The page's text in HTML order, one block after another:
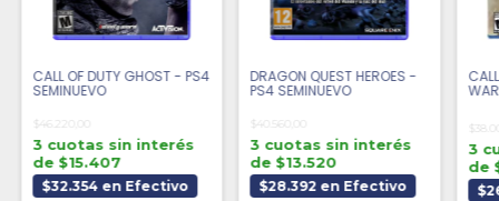
CALL OF DUTY GHOST - PS4
SEMINUEVO
$46.220,00
3 cuotas sin interés
de $15.407
$32.354 en Efectivo
DRAGON QUEST HEROES -
PS4 SEMINUEVO
$40.560,00
3 cuotas sin interés
de $13.520
$28.392 en Efectivo
3
de